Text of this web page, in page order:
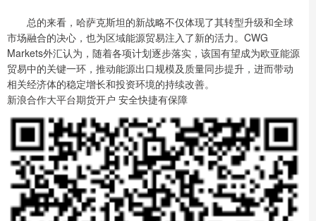
总的来看，哈萨克斯坦的新战略不仅体现了其转型升级和全球
市场融合的决心，也为区域能源贸易注入了新的活力。CWG
Markets外汇认为，随着各项计划逐步落实，该国有望成为欧亚能源
贸易中的关键一环，推动能源出口规模及质量同步提升，进而带动
相关经济体的稳定增长和投资环境的持续改善。
新浪合作大平台期货开户 安全快捷有保障